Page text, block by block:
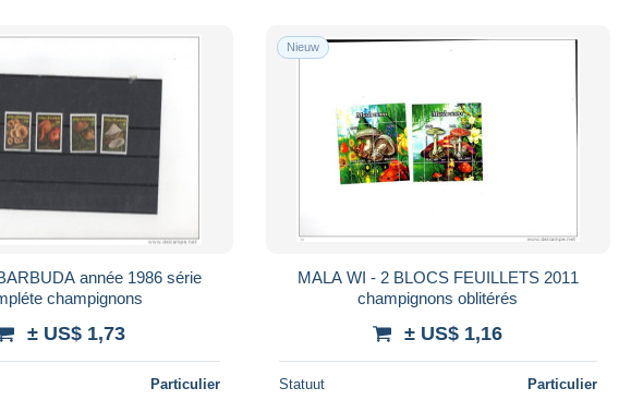
année 1986 série
champignons
± US$ 1,73
Particulier
Nieuw
MALA WI - 2 BLOCS FEUILLETS 2011
champignons oblitérés
± US$ 1,16
Statuut Particulier